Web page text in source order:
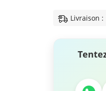
Livraison :